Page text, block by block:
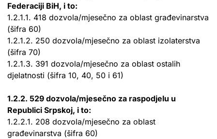
Federaciji BiH, i to:
1.2.1.1. 418 dozvola/mjesečno za oblast građevinarstva
(šifra 60)
1.2.1.2. 250 dozvola/mjesečno za oblast izolaterstva
(šifra 70)
1.2.1.3. 391 dozvola/mjesečno za oblast ostalih
djelatnosti (šifra 10, 40, 50 i 61)
1.2.2. 529 dozvola/mjesečno za raspodjelu u
Republici Srpskoj, i to:
1.2.2.1. 208 dozvola/mjesečno za oblast
građevinarstva (šifra 60)